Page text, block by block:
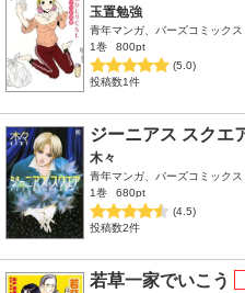
玉置勉強
青年マンガ、バーズコミック
1巻
800pt
(5.0)
投稿数1件
ジーニアス スクエ
木々
青年マンガ、バーズコミック
1巻
680pt
(4.5)
投稿数2件
若草一家でいこう